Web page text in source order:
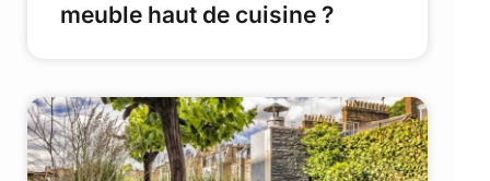
meuble haut de cuisine ?